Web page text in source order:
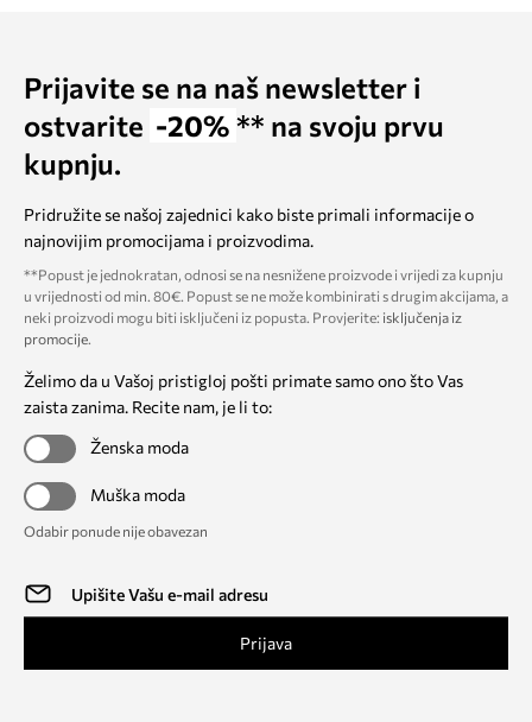
Prijavite se na naš newsletter i
ostvarite -20% ** na svoju prvu
kupnju.
Pridružite se našoj zajednici kako biste primali informacije o
najnovijim promocijama i proizvodima.
**Popust je jednokratan, odnosi se na nesnižene proizvode i vrijedi za kupnju
u vrijednosti od min. 80€. Popust se ne može kombinirati s drugim akcijama, a
neki proizvodi mogu biti isključeni iz popusta. Provjerite: isključenja iz
promocije.
Želimo da u Vašoj pristigloj pošti primate samo ono što Vas
zaista zanima. Recite nam, je li to:
Ženska moda
Muška moda
Odabir ponude nije obavezan
Prijava